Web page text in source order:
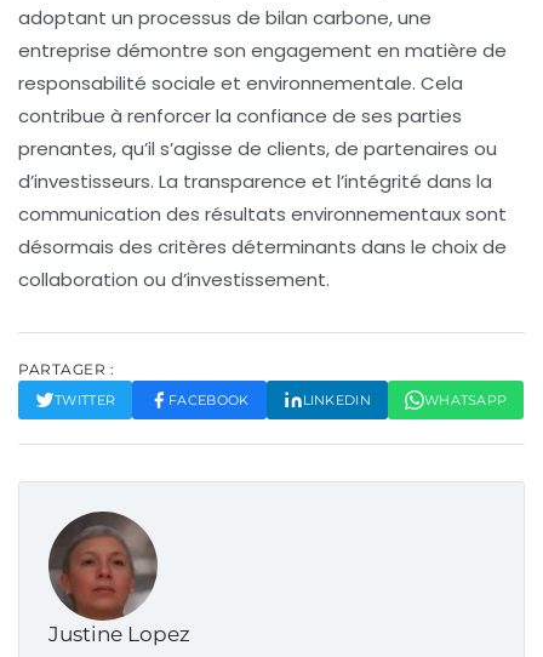
adoptant un processus de bilan carbone, une
entreprise démontre son engagement en matière de
responsabilité sociale et environnementale. Cela
contribue à renforcer la confiance de ses parties
prenantes, qu’il s’agisse de clients, de partenaires ou
d’investisseurs. La transparence et l’intégrité dans la
communication des résultats environnementaux sont
désormais des critères déterminants dans le choix de
collaboration ou d’investissement.
PARTAGER :
TWITTER FACEBOOK LINKEDIN WHATSAPP
Justine Lopez